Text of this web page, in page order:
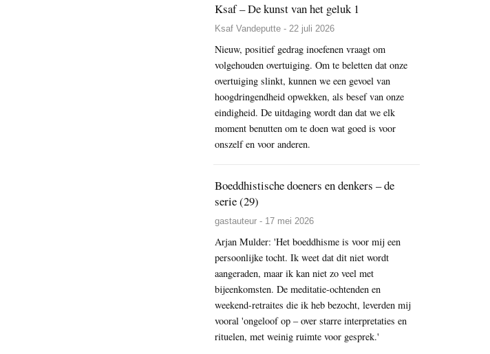
Ksaf – De kunst van het geluk 1
Ksaf Vandeputte - 22 juli 2026
Nieuw, positief gedrag inoefenen vraagt om
volgehouden overtuiging. Om te beletten dat onze
overtuiging slinkt, kunnen we een gevoel van
hoogdringendheid opwekken, als besef van onze
eindigheid. De uitdaging wordt dan dat we elk
moment benutten om te doen wat goed is voor
onszelf en voor anderen.
Boeddhistische doeners en denkers – de
serie (29)
gastauteur - 17 mei 2026
Arjan Mulder: 'Het boeddhisme is voor mij een
persoonlijke tocht. Ik weet dat dit niet wordt
aangeraden, maar ik kan niet zo veel met
bijeenkomsten. De meditatie-ochtenden en
weekend-retraites die ik heb bezocht, leverden mij
vooral 'ongeloof op – over starre interpretaties en
rituelen, met weinig ruimte voor gesprek.'